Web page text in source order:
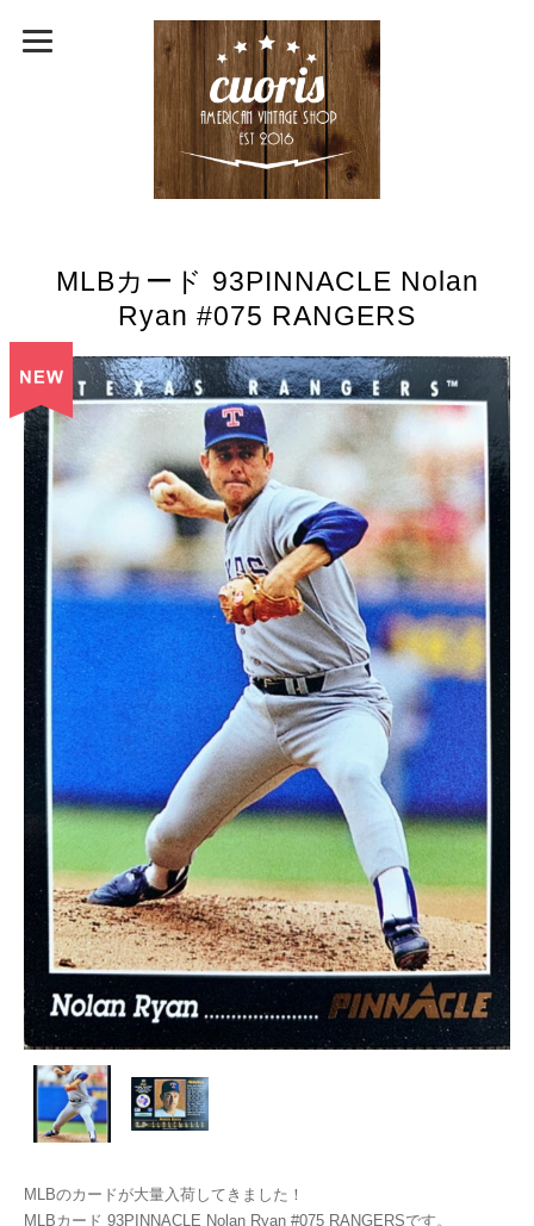
MLBカード 93PINNACLE Nolan
Ryan #075 RANGERS
MLBのカードが大量入荷してきました！
MLBカード 93PINNACLE Nolan Ryan #075 RANGERSです。